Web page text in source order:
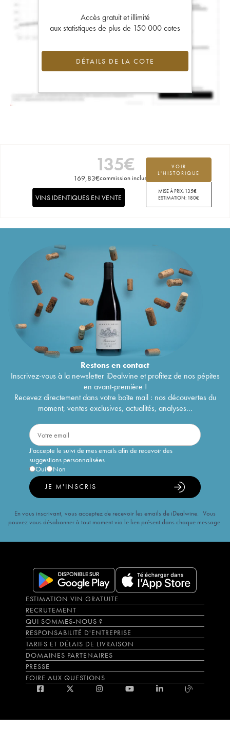
Accès gratuit et illimité
aux statistiques de plus de 150 000 cotes
DÉTAILS DE LA COTE
135€
169,83€commission incluse
VOIR
L'HISTORIQUE
MISE À PRIX: 135€
ESTIMATION: 180€
VINS IDENTIQUES EN VENTE
Restons encontact
Inscrivez-vous à la newsletter iDealwine et profitez de nos pépites
en avant-première !
Recevez directement dans votre boîte mail : nos découvertes du
moment, ventes exclusives, actualités, analyses...
J'accepte le suivi de mes emails afin de recevoir des
suggestions personnalisées
Oui
Non
JE M'INSCRIS
En vous inscrivant, vous acceptez de recevoir les emails de iDealwine. Vous
pouvez vous désabonner à tout moment via le lien présent dans chaque message.
ESTIMATION VIN GRATUITE
RECRUTEMENT
QUI SOMMES-NOUS ?
RESPONSABILITÉ D'ENTREPRISE
TARIFS ET DÉLAIS DE LIVRAISON
DOMAINES PARTENAIRES
PRESSE
FOIRE AUX QUESTIONS